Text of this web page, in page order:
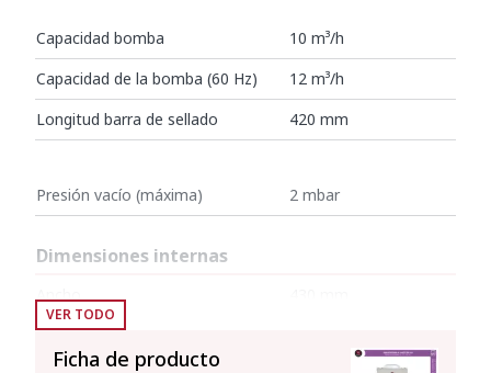
Capacidad bomba
10 m³/h
Capacidad de la bomba (60 Hz)
12 m³/h
Longitud barra de sellado
420 mm
Presión vacío (máxima) 2 mbar
Dimensiones internas
Ancho
Fondo
VER TODO
Ficha de producto